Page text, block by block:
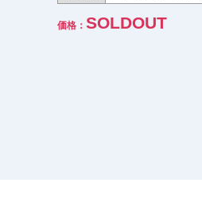
価格： SOLDOUT